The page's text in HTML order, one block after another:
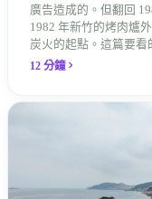
廣告造成的。但翻回
1982 年新竹的烤肉爐
炭火的起點。這篇要
座島嶼共同的節慶記憶。
12 分鐘